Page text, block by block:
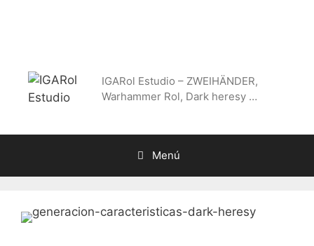
IGARol Estudio – ZWEIHÄNDER,
Warhammer Rol, Dark heresy …
Menú